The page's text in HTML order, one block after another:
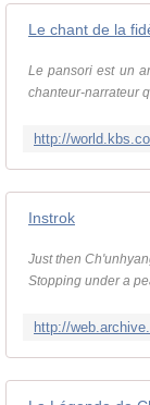
Le chant de la
Le pansori est un
chanteur-narrateur
Instrok
Just then
Stopping under a